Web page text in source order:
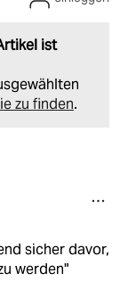
ist
zu finden.
sicher davor,
werden"